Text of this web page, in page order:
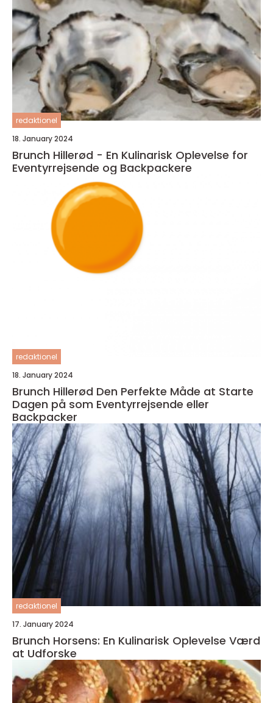
redaktionel
18. January 2024
Brunch Hillerød - En Kulinarisk Oplevelse for
Eventyrrejsende og Backpackere
redaktionel
18. January 2024
Brunch Hillerød Den Perfekte Måde at Starte
Dagen på som Eventyrrejsende eller
Backpacker
redaktionel
17. January 2024
Brunch Horsens: En Kulinarisk Oplevelse Værd
at Udforske